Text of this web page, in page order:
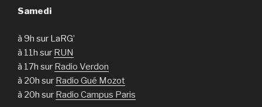
Samedi
à 9h sur LaRG’
à 11h sur RUN
à 17h sur Radio Verdon
à 20h sur Radio Gué Mozot
à 20h sur Radio Campus Paris